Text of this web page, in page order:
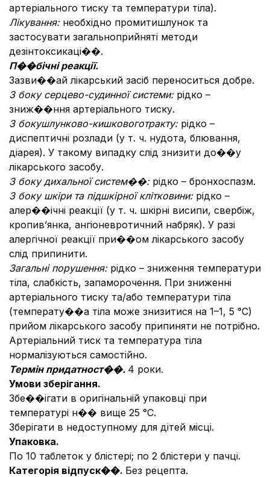
артеріального тиску та температури тіла).
Лікування: необхідно промитишлунок та
застосувати загальноприйняті методи
дезінтоксикаці��.
П��бічні реакції.
Зазви��ай лікарський засіб переноситься добре.
З боку серцево-судинної системи: рідко –
зниж��ння артеріального тиску.
З бокушлунково-кишковоготракту: рідко –
диспептичні розлади (у т. ч. нудота, блювання,
діарея). У такому випадку слід знизити до��у
лікарського засобу.
З боку дихальної систем��: рідко – бронхоспазм.
З боку шкіри та підшкірної клітковини: рідко –
алер��ічні реакції (у т. ч. шкірні висипи, свербіж,
кропив’янка, ангіоневротичний набряк). У разі
алергічної реакції при��ом лікарського засобу
слід припинити.
Загальні порушення: рідко – зниження температури
тіла, слабкість, запаморочення. При зниженні
артеріального тиску та/або температури тіла
(температу��а тіла може знизитися на 1–1, 5 °С)
прийом лікарського засобу припиняти не потрібно.
Артеріальний тиск та температура тіла
нормалізуються самостійно.
Термін придатност��. 4 роки.
Умови зберігання.
Збе��ігати в оригінальній упаковці при
температурі н�� вище 25 °С.
Зберігати в недоступному для дітей місці.
Упаковка.
По 10 таблеток у блістері; по 2 блістери у пачці.
Категорія відпуск��. Без рецепта.